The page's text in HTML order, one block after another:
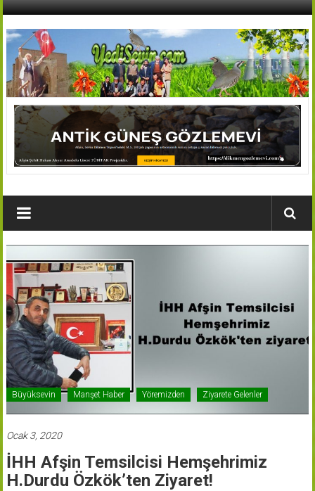
İçeriğe
AFŞİN
YEDİSEVİN
HABER
Köyleri
Haber
Portalı
Büyüksevin Manşet Haber Yöremizden Ziyarete Gelenler
Ocak 3, 2020
İHH Afşin Temsilcisi Hemşehrimiz
H.Durdu Özkök’ten Ziyaret!